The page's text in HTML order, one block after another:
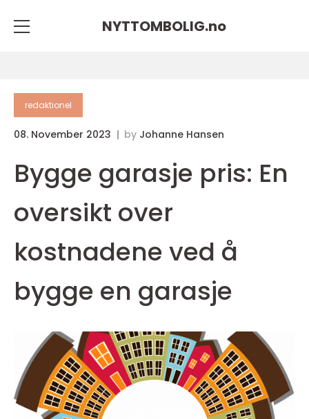
NYTTOMBOLIG.no
redaktionel
08. November 2023 by Johanne Hansen
Bygge garasje pris: En
oversikt over
kostnadene ved å
bygge en garasje